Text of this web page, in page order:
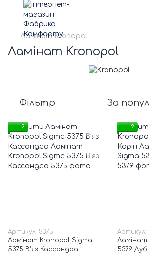
Ламінат Kronopol
Ламінат Kronopol
Фільтр За
2
Артикул: 5375
Ламінат Kronopol Sigma
5375 В'яз Кассандра
2
Артикул:
Ламінат
5379 Дуб